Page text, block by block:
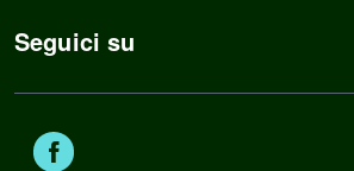
Seguici su